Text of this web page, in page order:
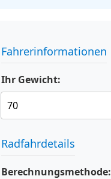
Fahrerinformationen
Ihr Gewicht:
Radfahrdetails
Berechnungsmethode: